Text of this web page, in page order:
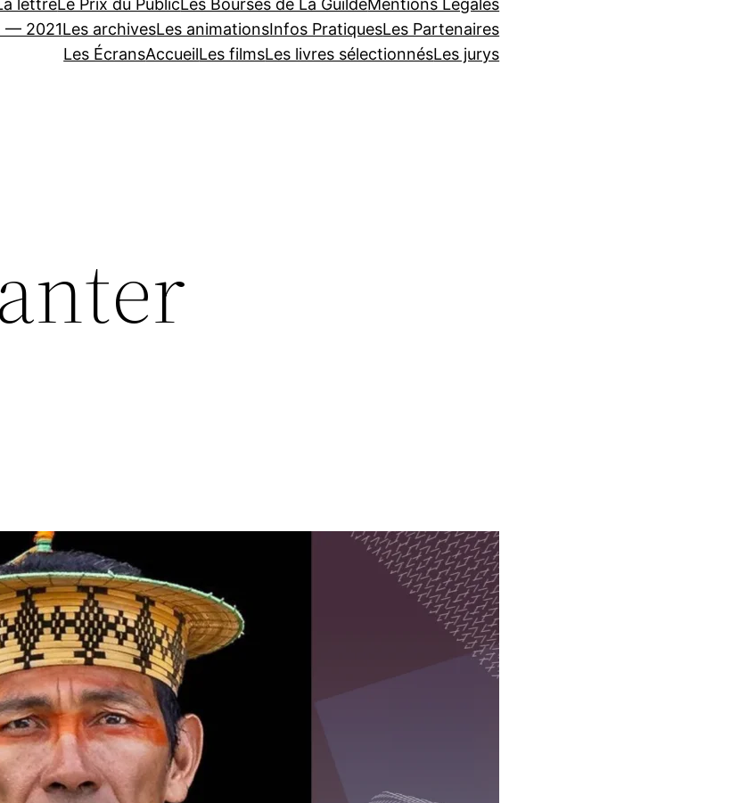
lettreLe Prix du PublicLes Bourses de La GuildeMentions Légales
— 2021Les archivesLes animationsInfos PratiquesLes Partenaires
Les ÉcransAccueilLes filmsLes livres sélectionnésLes jurys